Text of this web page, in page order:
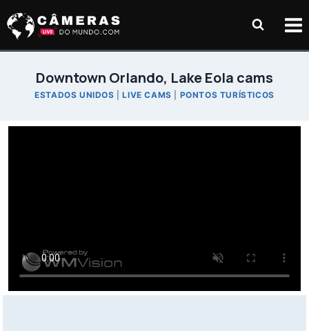
para
Downtown Orlando, Lake Eola cams
ESTADOS UNIDOS |LIVE CAMS PONTOS TURÍSTICOS